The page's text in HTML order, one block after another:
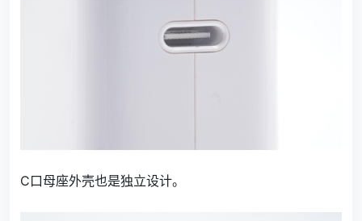
C口母座外壳也是独立设计。